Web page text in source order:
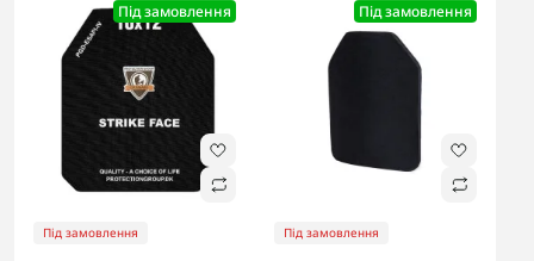
Під замовлення
Під замовлення
Під замовлення
Під замовлення